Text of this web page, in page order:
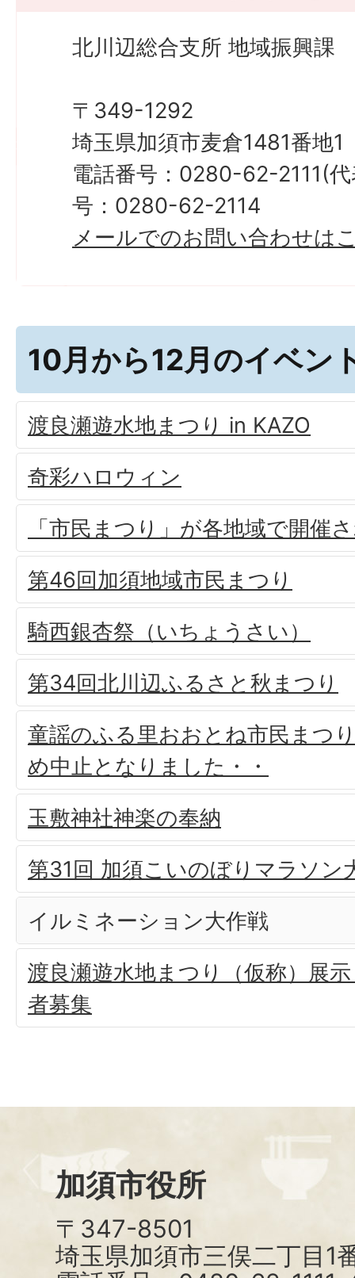
北川辺総合支所 地域振興課
〒349-1292
埼玉県加須市麦倉1481番地1
電話番号：0280-62-2111(
号：0280-62-2114
メールでのお問い合わせは
10月から12月のイベン
渡良瀬遊水地まつり in KAZO
奇彩ハロウィン
「市民まつり」が各地域で開催
第46回加須地域市民まつり
騎西銀杏祭（いちょうさい）
第34回北川辺ふるさと秋まつり
童謡のふる里おおとね市民まつ
め中止となりました・・
玉敷神社神楽の奉納
第31回 加須こいのぼりマラソン
イルミネーション大作戦
渡良瀬遊水地まつり（仮称）展
者募集
加須市役所
〒347-8501
埼玉県加須市三俣二丁目1